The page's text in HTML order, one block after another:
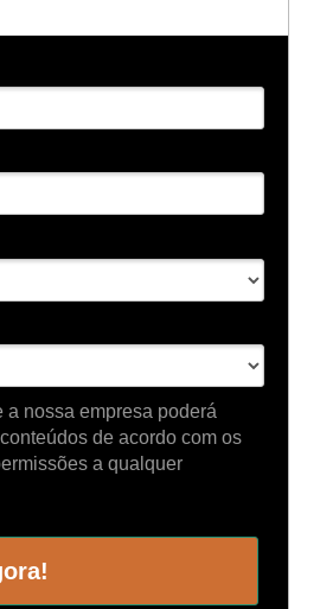
nossa empresa poderá
de acordo com os
a qualquer